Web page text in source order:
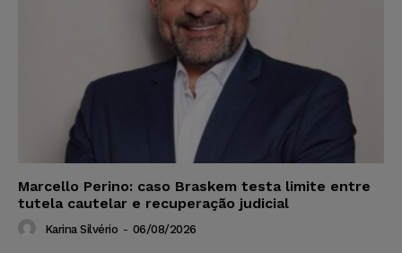
Marcello Perino: caso Braskem testa limite entre
tutela cautelar e recuperação judicial
Karina Silvério - 06/08/2026